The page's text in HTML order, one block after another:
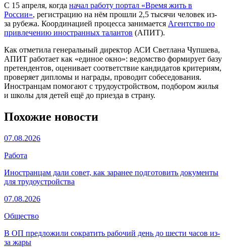
С 15 апреля, когда начал работу портал «Время жить в
России», регистрацию на нём прошли 2,5 тысячи человек из-
за рубежа. Координацией процесса занимается Агентство по
привлечению иностранных талантов (АПИТ).
Как отметила генеральный директор АСИ Светлана Чупшева,
АПИТ работает как «единое окно»: ведомство формирует базу
претендентов, оценивает соответствие кандидатов критериям,
проверяет дипломы и награды, проводит собеседования.
Иностранцам помогают с трудоустройством, подбором жилья
и школы для детей ещё до приезда в страну.
Похожие новости
07.08.2026
Работа
Иностранцам дали совет, как заранее подготовить документы
для трудоустройства
07.08.2026
Общество
В ОП предложили сократить рабочий день до шести часов из-
за жары